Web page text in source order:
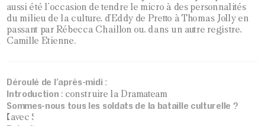
aussi été l’occasion de tendre le micro à des personnalités
du milieu de la culture, d’Eddy de Pretto à Thomas Jolly en
passant par Rébecca Chaillon ou, dans un autre registre,
Camille Etienne.
Déroulé de l’après-midi :
Introduction : construire la Dramateam
Sommes-nous tous les soldats de la bataille culturelle ?
(avec Sarah Mako)